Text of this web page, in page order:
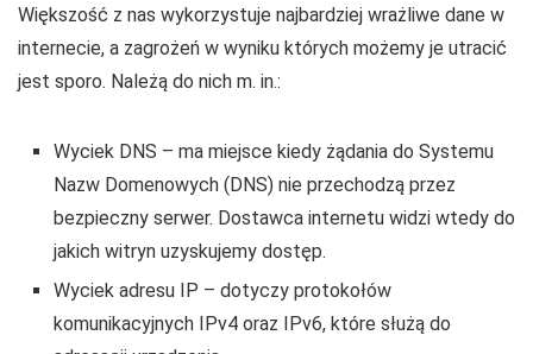
Większość z nas wykorzystuje najbardziej wrażliwe dane w
internecie, a zagrożeń w wyniku których możemy je utracić
jest sporo. Należą do nich m. in.:
Wyciek DNS – ma miejsce kiedy żądania do Systemu
Nazw Domenowych (DNS) nie przechodzą przez
bezpieczny serwer. Dostawca internetu widzi wtedy do
jakich witryn uzyskujemy dostęp.
Wyciek adresu IP – dotyczy protokołów
komunikacyjnych IPv4 oraz IPv6, które służą do